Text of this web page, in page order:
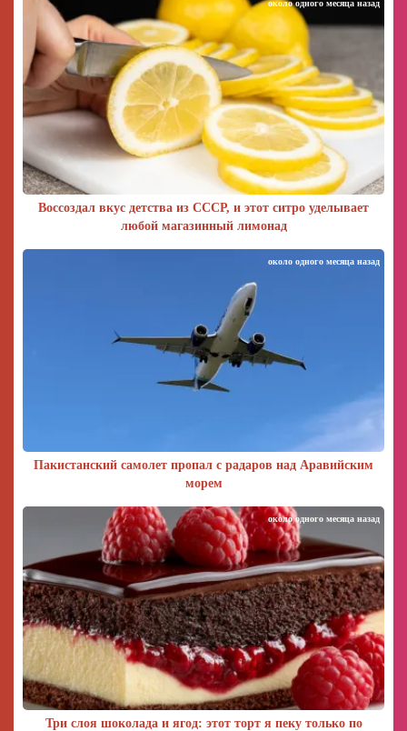
Воссоздал вкус детства из СССР, и этот ситро уделывает
любой магазинный лимонад
около одного месяца назад
Пакистанский самолет пропал с радаров над Аравийским
морем
около одного месяца назад
Три слоя шоколада и ягод: этот торт я пеку только по
около одного месяца назад